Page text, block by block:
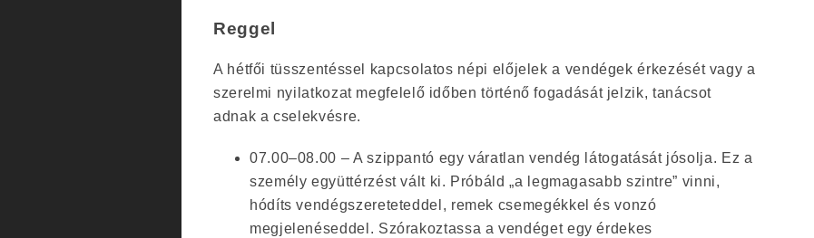
Reggel
A hétfői tüsszentéssel kapcsolatos népi előjelek a vendégek érkezését vagy a
szerelmi nyilatkozat megfelelő időben történő fogadását jelzik, tanácsot
adnak a cselekvésre.
07.00–08.00 – A szippantó egy váratlan vendég látogatását jósolja. Ez a
személy együttérzést vált ki. Próbáld „a legmagasabb szintre” vinni,
hódíts vendégszereteteddel, remek csemegékkel és vonzó
megjelenéseddel. Szórakoztassa a vendéget egy érdekes